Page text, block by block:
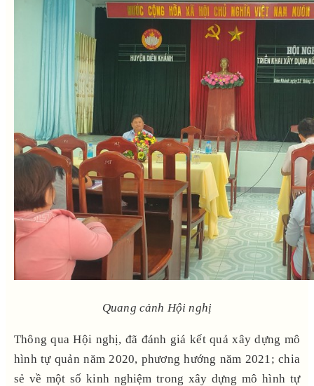
Quang cảnh Hội nghị
Thông qua Hội nghị, đã đánh giá kết quả xây dựng mô
hình tự quản năm 2020, phương hướng năm 2021; chia
sẻ về một số kinh nghiệm trong xây dựng mô hình tự